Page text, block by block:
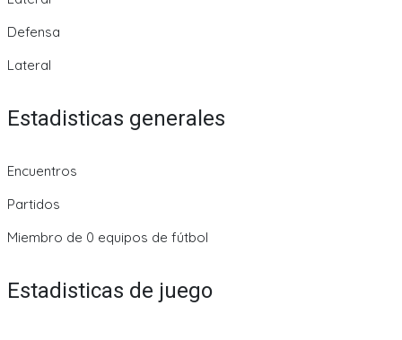
Defensa
Lateral
Estadisticas generales
Encuentros
Partidos
Miembro de 0 equipos de fútbol
Estadisticas de juego